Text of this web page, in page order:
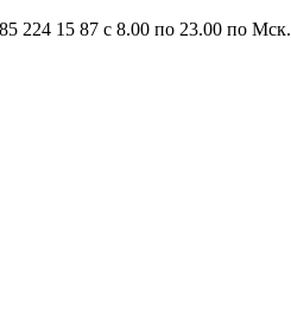
224 15 87 c 8.00 по 23.00 по Мcк.